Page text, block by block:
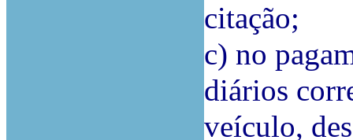
citação;
c) no
diários
veículo,